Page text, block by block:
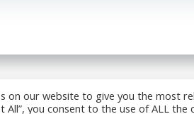
on our website to give you the most
All”, you consent to the use of ALL